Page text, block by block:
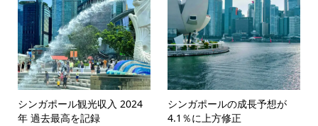
シンガポール観光収入 2024
年 過去最高を記録
シンガポールの成長予想が
4.1％に上方修正